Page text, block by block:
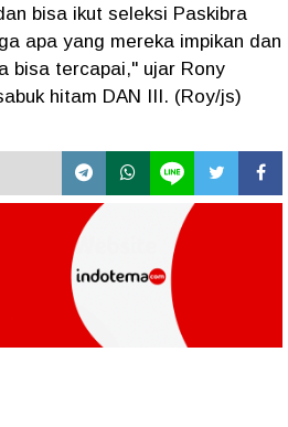
bisa ikut seleksi Paskibra
apa yang mereka impikan dan
bisa tercapai," ujar Rony
hitam DAN III. (Roy/js)